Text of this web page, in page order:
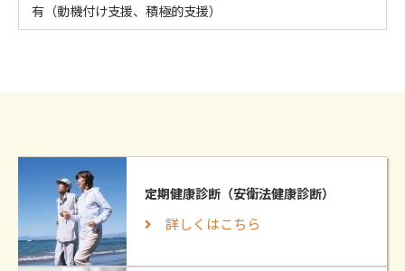
有（動機付け支援、積極的支援）
定期健康診断（安衛法健康診断）
詳しくはこちら